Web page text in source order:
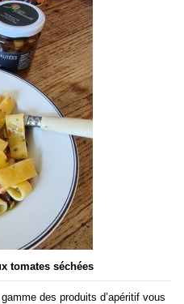
tomates séchées
des produits d’apéritif vous